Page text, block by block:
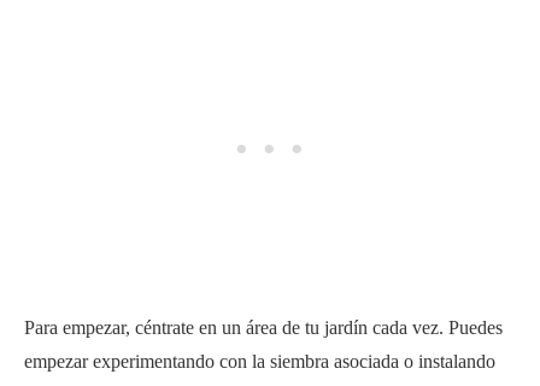
Para empezar, céntrate en un área de tu jardín cada vez. Puedes
empezar experimentando con la siembra asociada o instalando